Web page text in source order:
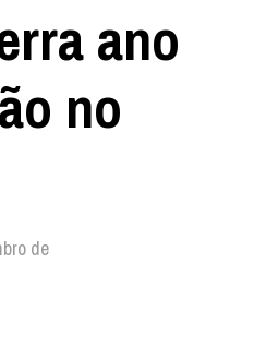
ano
no
de